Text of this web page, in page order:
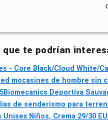
te podrían
- Core Black/Cloud White/
mocasines de hombre
Biomecanics Deportiva
de senderismo para
Niños, Crema 29/30 EU